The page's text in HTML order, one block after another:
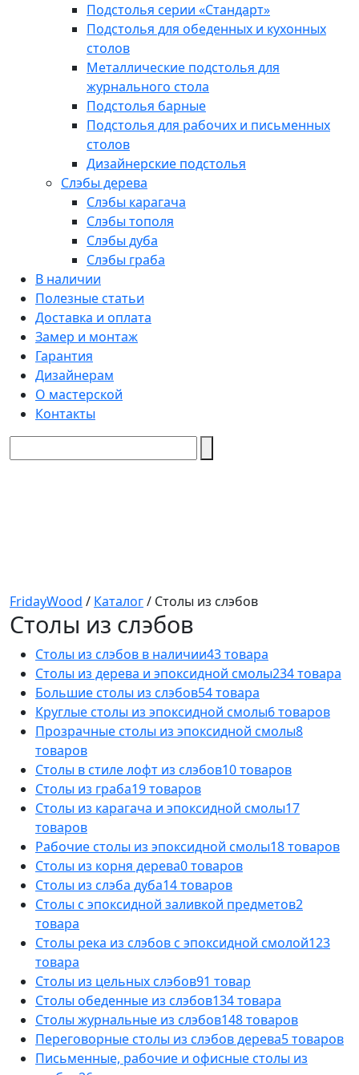
Подстолья серии «Стандарт»
Подстолья для обеденных и кухонных
столов
Металлические подстолья для
журнального стола
Подстолья барные
Подстолья для рабочих и письменных
столов
Дизайнерские подстолья
Слэбы дерева
Слэбы карагача
Слэбы тополя
Слэбы дуба
Слэбы граба
В наличии
Полезные статьи
Доставка и оплата
Замер и монтаж
Гарантия
Дизайнерам
О мастерской
Контакты
FridayWood / Каталог/ Столы из слэбов
Столы из слэбов
Столы из слэбов в наличии43 товара
Столы из дерева и эпоксидной смолы234 товара
Большие столы из слэбов54 товара
Круглые столы из эпоксидной смолы6 товаров
Прозрачные столы из эпоксидной смолы8
товаров
Столы в стиле лофт из слэбов10 товаров
Столы из граба19 товаров
Столы из карагача и эпоксидной смолы17
товаров
Рабочие столы из эпоксидной смолы18 товаров
Столы из корня дерева0 товаров
Столы из слэба дуба14 товаров
Столы с эпоксидной заливкой предметов2
товара
Столы река из слэбов с эпоксидной смолой123
товара
Столы из цельных слэбов91 товар
Столы обеденные из слэбов134 товара
Столы журнальные из слэбов148 товаров
Переговорные столы из слэбов дерева5 товаров
Письменные, рабочие и офисные столы из